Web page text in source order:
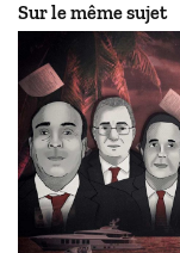
Sur le même sujet